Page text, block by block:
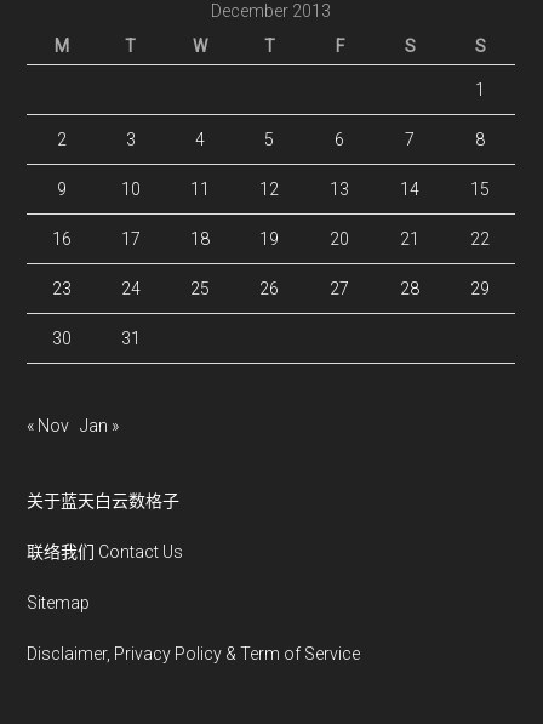
December 2013
M
T W T F S S
1
2 3 4 5 6 7 8
9 10 11 12 13 14 15
16 17 18 19 20 21 22
23 24 25 26 27 28 29
30 31
« Nov Jan »
关于蓝天白云数格子
联络我们 Contact Us
Sitemap
Disclaimer, Privacy Policy & Term of Service